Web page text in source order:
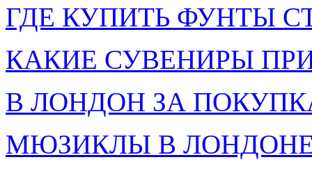
ГДЕ КУПИТЬ ФУНТЫ
КАКИЕ СУВЕНИРЫ
В ЛОНДОН ЗА
МЮЗИКЛЫ В ЛОНДОНЕ